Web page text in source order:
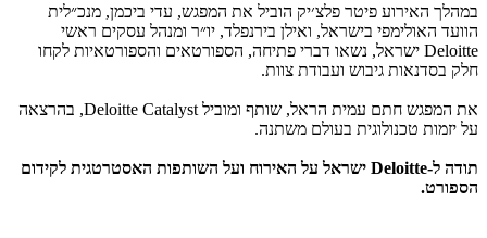
במהלך האירוע פיטר פלצ׳יק הוביל את המפגש, עדי ביכמן, מנכ״לית
הוועד האולימפי בישראל, ואילן בירנפלד, יו״ר ומנהל עסקים ראשי
Deloitte ישראל, נשאו דברי פתיחה, הספורטאים והספורטאיות לקחו
חלק בסדנאות גיבוש ועבודת צוות.
את המפגש חתם עמית הראל, שותף ומוביל Deloitte Catalyst, בהרצאה
על יזמות טכנולוגית בעולם משתנה.
תודה ל-Deloitte ישראל על האירוח ועל השותפות האסטרטגית לקידום
הספורט.